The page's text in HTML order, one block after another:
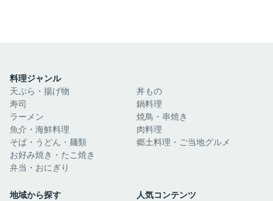
料理ジャンル
天ぷら・揚げ物
寿司
ラーメン
魚介・海鮮料理
そば・うどん・麺類
お好み焼き・たこ焼き
弁当・おにぎり
丼もの
鍋料理
焼鳥・串焼き
肉料理
郷土料理・ご当地グルメ
地域から探す
人気コンテンツ